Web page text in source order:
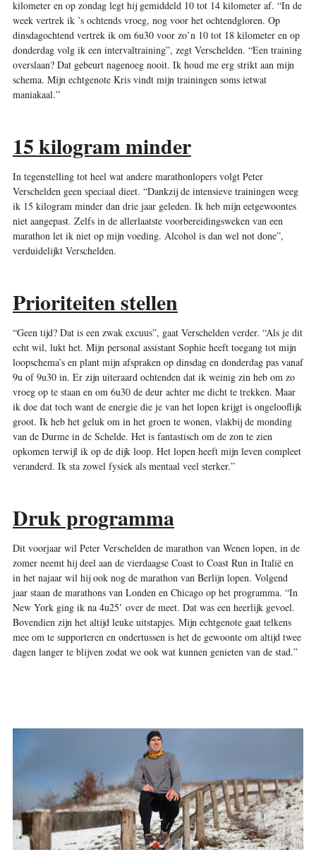
kilometer en op zondag legt hij gemiddeld 10 tot 14 kilometer af. “In de
week vertrek ik ’s ochtends vroeg, nog voor het ochtendgloren. Op
dinsdagochtend vertrek ik om 6u30 voor zo’n 10 tot 18 kilometer en op
donderdag volg ik een intervaltraining”, zegt Verschelden. “Een training
overslaan? Dat gebeurt nagenoeg nooit. Ik houd me erg strikt aan mijn
schema. Mijn echtgenote Kris vindt mijn trainingen soms ietwat
maniakaal.”
15 kilogram minder
In tegenstelling tot heel wat andere marathonlopers volgt Peter
Verschelden geen speciaal dieet. “Dankzij de intensieve trainingen weeg
ik 15 kilogram minder dan drie jaar geleden. Ik heb mijn eetgewoontes
niet aangepast. Zelfs in de allerlaatste voorbereidingsweken van een
marathon let ik niet op mijn voeding. Alcohol is dan wel not done”,
verduidelijkt Verschelden.
Prioriteiten stellen
“Geen tijd? Dat is een zwak excuus”, gaat Verschelden verder. “Als je dit
echt wil, lukt het. Mijn personal assistant Sophie heeft toegang tot mijn
loopschema’s en plant mijn afspraken op dinsdag en donderdag pas vanaf
9u of 9u30 in. Er zijn uiteraard ochtenden dat ik weinig zin heb om zo
vroeg op te staan en om 6u30 de deur achter me dicht te trekken. Maar
ik doe dat toch want de energie die je van het lopen krijgt is ongelooflijk
groot. Ik heb het geluk om in het groen te wonen, vlakbij de monding
van de Durme in de Schelde. Het is fantastisch om de zon te zien
opkomen terwijl ik op de dijk loop. Het lopen heeft mijn leven compleet
veranderd. Ik sta zowel fysiek als mentaal veel sterker.”
Druk programma
Dit voorjaar wil Peter Verschelden de marathon van Wenen lopen, in de
zomer neemt hij deel aan de vierdaagse Coast to Coast Run in Italië en
in het najaar wil hij ook nog de marathon van Berlijn lopen. Volgend
jaar staan de marathons van Londen en Chicago op het programma. “In
New York ging ik na 4u25’ over de meet. Dat was een heerlijk gevoel.
Bovendien zijn het altijd leuke uitstapjes. Mijn echtgenote gaat telkens
mee om te supporteren en ondertussen is het de gewoonte om altijd twee
dagen langer te blijven zodat we ook wat kunnen genieten van de stad.”